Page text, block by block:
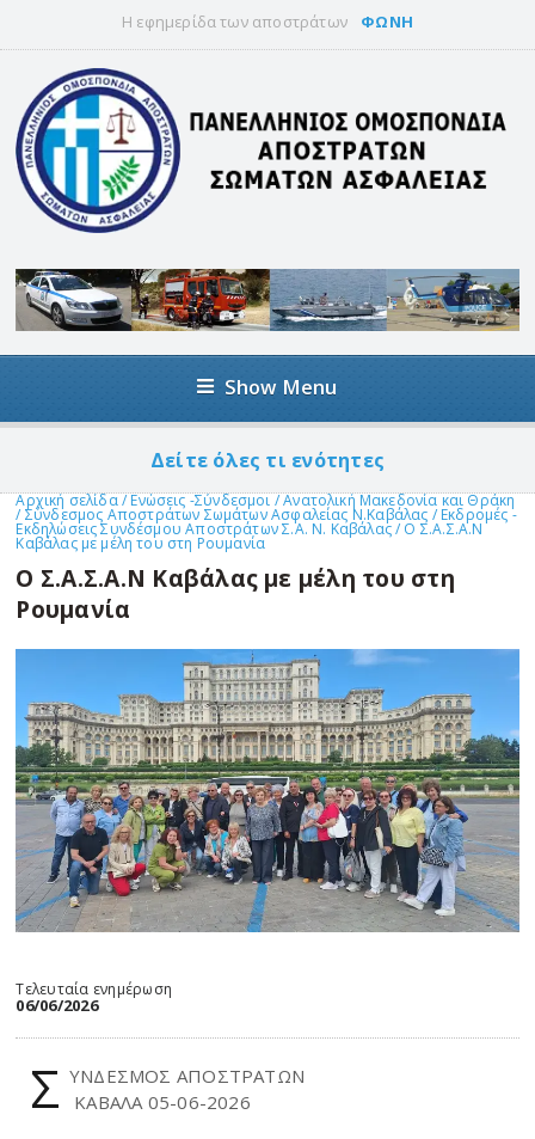
Η εφημερίδα των αποστράτων ΦΩΝΗ
Show Menu
Δείτε όλες τι ενότητες
Αρχική σελίδα/Ενώσεις -Σύνδεσμοι /Ανατολική Μακεδονία και Θράκη
/ Σύνδεσμος Αποστράτων Σωμάτων Ασφαλείας Ν.Καβάλας / Εκδρομές -
Εκδηλώσεις Συνδέσμου Αποστράτων Σ.Α. Ν. Καβάλας/ Ο Σ.Α.Σ.Α.Ν
Καβάλας με μέλη του στη Ρουμανία
Ο Σ.Α.Σ.Α.Ν Καβάλας με μέλη του στη
Ρουμανία
Τελευταία ενημέρωση
06/06/2026
Σ ΥΝΔΕΣΜΟΣ ΑΠΟΣΤΡΑΤΩΝ
ΚΑΒΑΛΑ 05-06-2026